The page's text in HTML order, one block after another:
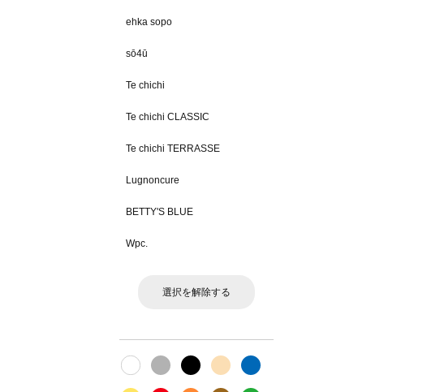
ehka sopo
sō4ū
Te chichi
Te chichi CLASSIC
Te chichi TERRASSE
Lugnoncure
BETTY'S BLUE
Wpc.
選択を解除する